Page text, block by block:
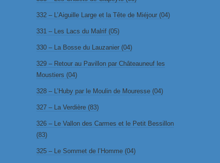
332 – L’Aiguille Large et la Tête de Miéjour (04)
331 – Les Lacs du Malrif (05)
330 – La Bosse du Lauzanier (04)
329 – Retour au Pavillon par Châteauneuf les
Moustiers (04)
328 – L’Huby par le Moulin de Mouresse (04)
327 – La Verdière (83)
326 – Le Vallon des Carmes et le Petit Bessillon
(83)
325 – Le Sommet de l’Homme (04)